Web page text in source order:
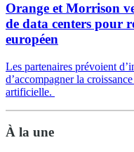
Orange et Morrison
de data centers pour
européen
Les partenaires prévoient
d’accompagner la
artificielle.
À la une